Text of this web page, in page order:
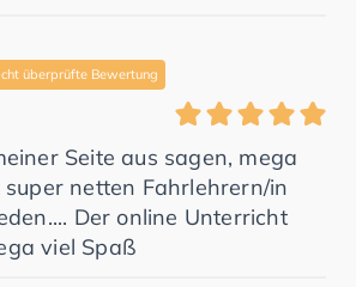
überprüfte Bewertung
Seite aus sagen, mega
netten Fahrlehrern/in
Der online Unterricht
viel Spaß